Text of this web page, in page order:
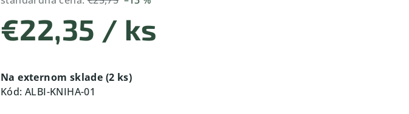
€22,35 / ks
cena:
Na externom sklade (2 ks)
Kód: ALBI-KNIHA-01